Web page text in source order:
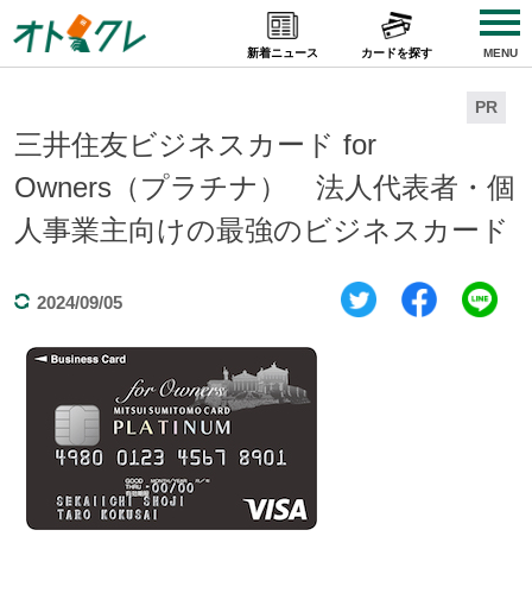
to
content
新着ニュース カードを探す MENU
PR
三井住友ビジネスカード for
Owners（プラチナ） 法人代表者・個
人事業主向けの最強のビジネスカード
2024/09/05